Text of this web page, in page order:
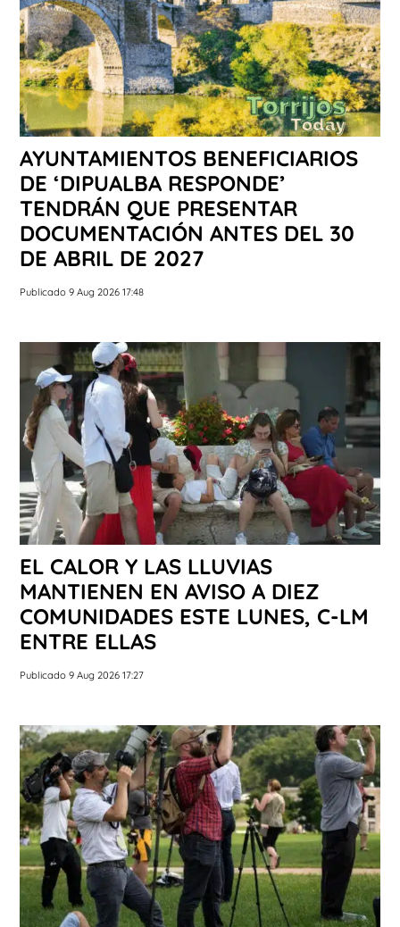
AYUNTAMIENTOS BENEFICIARIOS
DE ‘DIPUALBA RESPONDE’
TENDRÁN QUE PRESENTAR
DOCUMENTACIÓN ANTES DEL 30
DE ABRIL DE 2027
Publicado 9 Aug 2026 17:48
EL CALOR Y LAS LLUVIAS
MANTIENEN EN AVISO A DIEZ
COMUNIDADES ESTE LUNES, C-LM
ENTRE ELLAS
Publicado 9 Aug 2026 17:27